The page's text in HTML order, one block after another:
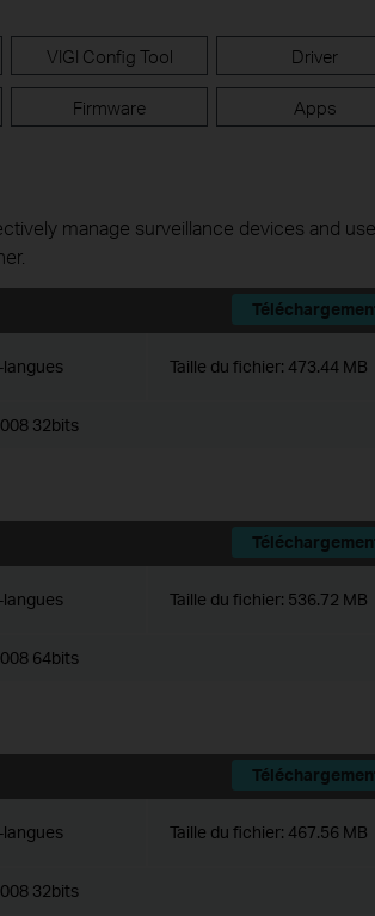
VIGI Config Tool Driver
Firmware Apps
manage surveillance devices and
Taille du fichier: 473.44 MB
32bits
Taille du fichier: 536.72 MB
64bits
Taille du fichier: 467.56 MB
32bits